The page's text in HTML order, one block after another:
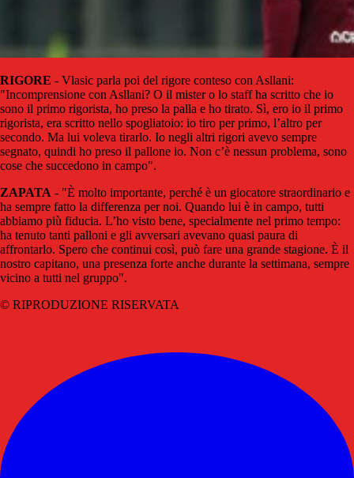
RIGORE - Vlasic parla poi del rigore conteso con Asllani:
"Incomprensione con Asllani? O il mister o lo staff ha scritto che io
sono il primo rigorista, ho preso la palla e ho tirato. Sì, ero io il primo
rigorista, era scritto nello spogliatoio: io tiro per primo, l’altro per
secondo. Ma lui voleva tirarlo. Io negli altri rigori avevo sempre
segnato, quindi ho preso il pallone io. Non c’è nessun problema, sono
cose che succedono in campo".
ZAPATA - "È molto importante, perché è un giocatore straordinario e
ha sempre fatto la differenza per noi. Quando lui è in campo, tutti
abbiamo più fiducia. L’ho visto bene, specialmente nel primo tempo:
ha tenuto tanti palloni e gli avversari avevano quasi paura di
affrontarlo. Spero che continui così, può fare una grande stagione. È il
nostro capitano, una presenza forte anche durante la settimana, sempre
vicino a tutti nel gruppo".
© RIPRODUZIONE RISERVATA